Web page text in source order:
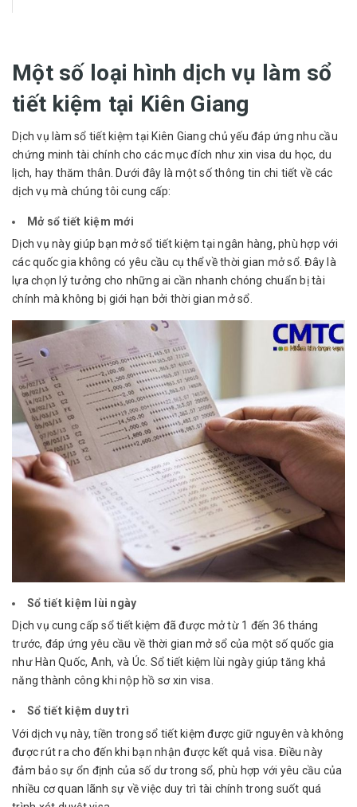
Một số loại hình dịch vụ làm sổ
tiết kiệm tại Kiên Giang
Dịch vụ làm sổ tiết kiệm tại Kiên Giang chủ yếu đáp ứng nhu cầu
chứng minh tài chính cho các mục đích như xin visa du học, du
lịch, hay thăm thân. Dưới đây là một số thông tin chi tiết về các
dịch vụ mà chúng tôi cung cấp:
Mở sổ tiết kiệm mới
Dịch vụ này giúp bạn mở sổ tiết kiệm tại ngân hàng, phù hợp với
các quốc gia không có yêu cầu cụ thể về thời gian mở sổ. Đây là
lựa chọn lý tưởng cho những ai cần nhanh chóng chuẩn bị tài
chính mà không bị giới hạn bởi thời gian mở sổ.
Sổ tiết kiệm lùi ngày
Dịch vụ cung cấp sổ tiết kiệm đã được mở từ 1 đến 36 tháng
trước, đáp ứng yêu cầu về thời gian mở sổ của một số quốc gia
như Hàn Quốc, Anh, và Úc. Sổ tiết kiệm lùi ngày giúp tăng khả
năng thành công khi nộp hồ sơ xin visa.
Sổ tiết kiệm duy trì
Với dịch vụ này, tiền trong sổ tiết kiệm được giữ nguyên và không
được rút ra cho đến khi bạn nhận được kết quả visa. Điều này
đảm bảo sự ổn định của số dư trong sổ, phù hợp với yêu cầu của
nhiều cơ quan lãnh sự về việc duy trì tài chính trong suốt quá